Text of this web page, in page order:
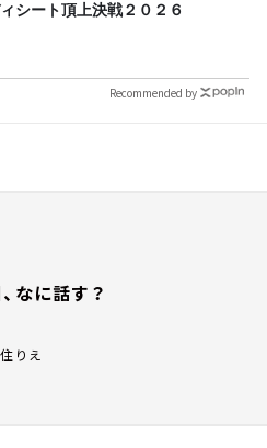
シート頂上決戦２０２６
Recommended by
なに話す？
りえ